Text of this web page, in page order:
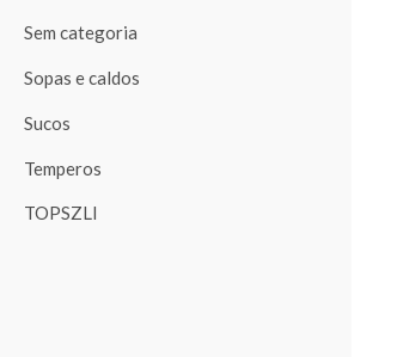
Sem categoria
Sopas e caldos
Sucos
Temperos
TOPSZLI